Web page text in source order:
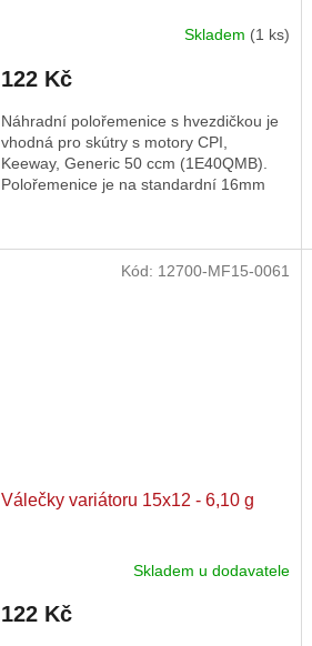
Skladem (1 ks)
122 Kč
Náhradní polořemenice s hvezdičkou je
vhodná pro skútry s motory CPI,
Keeway, Generic 50 ccm (1E40QMB).
Polořemenice je na standardní 16mm
Válečky variátoru 15x12 - 6,10 g
Skladem u dodavatele
122 Kč
Kód: 12700-MF15-0061